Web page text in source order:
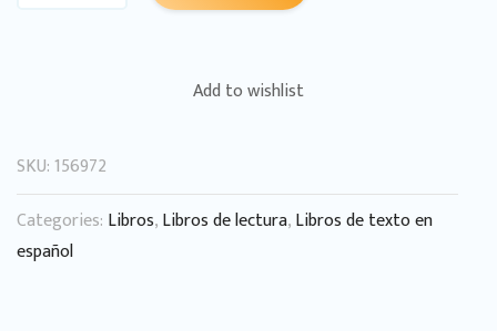
Add to wishlist
SKU:156972
Categories: Libros,Libros de lectura,Libros de texto en
español